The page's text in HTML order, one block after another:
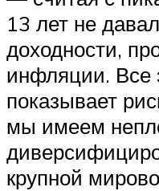
13 лет не
доходности,
инфляции. Все
показывает
мы имеем
крупной